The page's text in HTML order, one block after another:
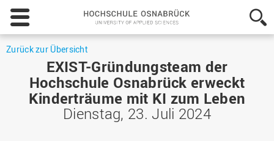
Hochschule
Osnabrück
-
of
Applied
Sciences
Zurück zur Übersicht
EXIST-Gründungsteam der
Hochschule Osnabrück erweckt
Kinderträume mit KI zum Leben
Dienstag, 23. Juli 2024